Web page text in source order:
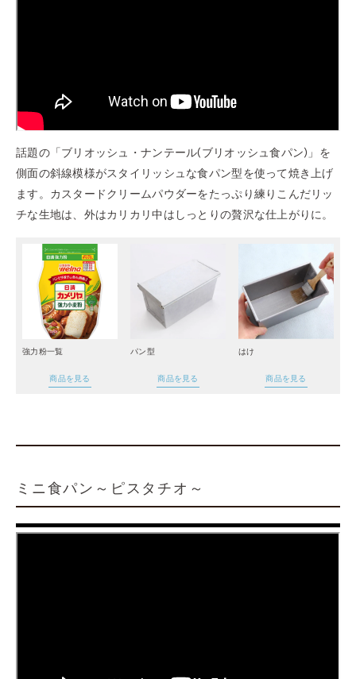
話題の「ブリオッシュ・ナンテール(ブリオッシュ食パン)」を
側面の斜線模様がスタイリッシュな食パン型を使って焼き上げ
ます。カスタードクリームパウダーをたっぷり練りこんだリッ
チな生地は、外はカリカリ中はしっとりの贅沢な仕上がりに。
強力粉一覧
商品を見る
パン型
商品を見る
はけ
商品を見る
ミニ食パン～ピスタチオ～